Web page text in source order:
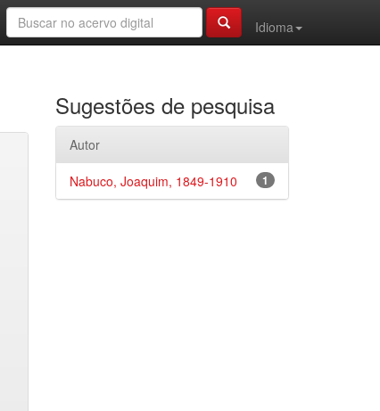
Idioma
Sugestões de pesquisa
Autor
1
Nabuco, Joaquim, 1849-1910